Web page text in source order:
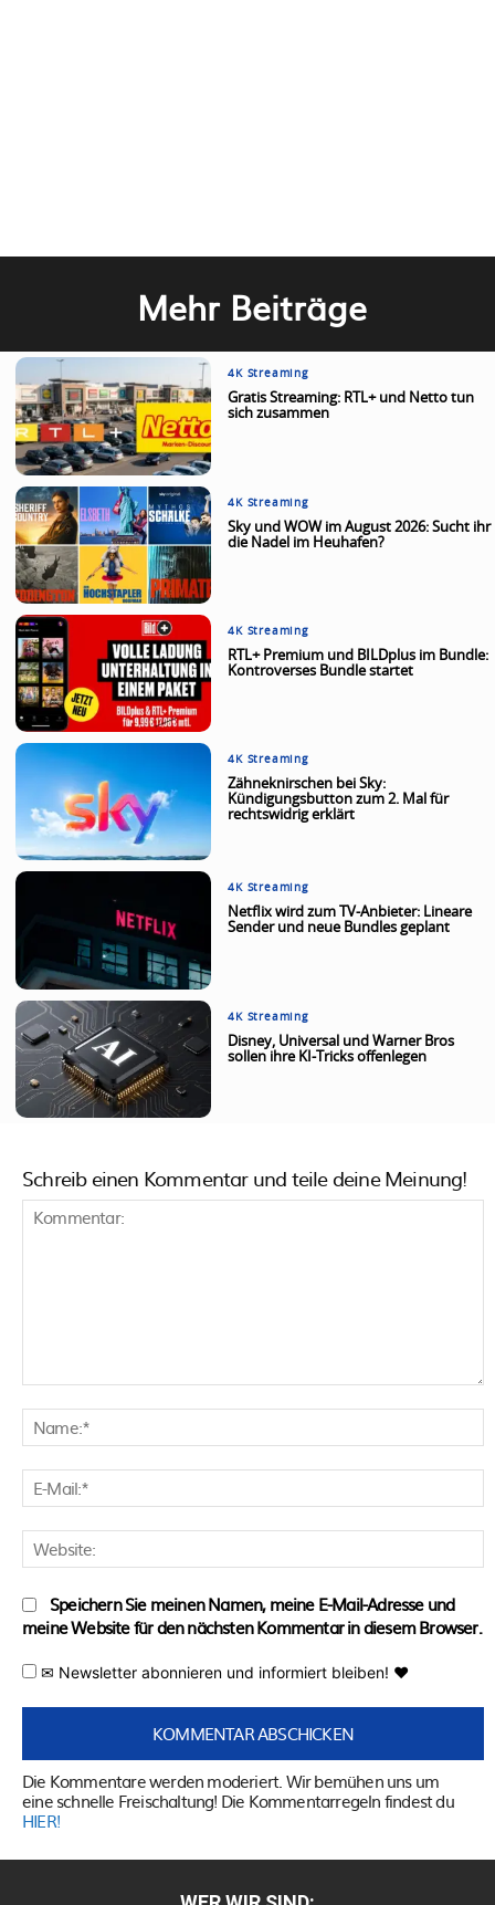
Mehr Beiträge
4K Streaming
Gratis Streaming: RTL+ und Netto tun
sich zusammen
4K Streaming
Sky und WOW im August 2026: Sucht ihr
die Nadel im Heuhafen?
4K Streaming
RTL+ Premium und BILDplus im Bundle:
Kontroverses Bundle startet
4K Streaming
Zähneknirschen bei Sky:
Kündigungsbutton zum 2. Mal für
rechtswidrig erklärt
4K Streaming
Netflix wird zum TV-Anbieter: Lineare
Sender und neue Bundles geplant
4K Streaming
Disney, Universal und Warner Bros
sollen ihre KI-Tricks offenlegen
Schreib einen Kommentar und teile deine Meinung!
Speichern Sie meinen Namen, meine E-Mail-Adresse und
meine Website für den nächsten Kommentar in diesem Browser.
✉ Newsletter abonnieren und informiert bleiben! ♥
Die Kommentare werden moderiert. Wir bemühen uns um
eine schnelle Freischaltung! Die Kommentarregeln findest du
HIER!